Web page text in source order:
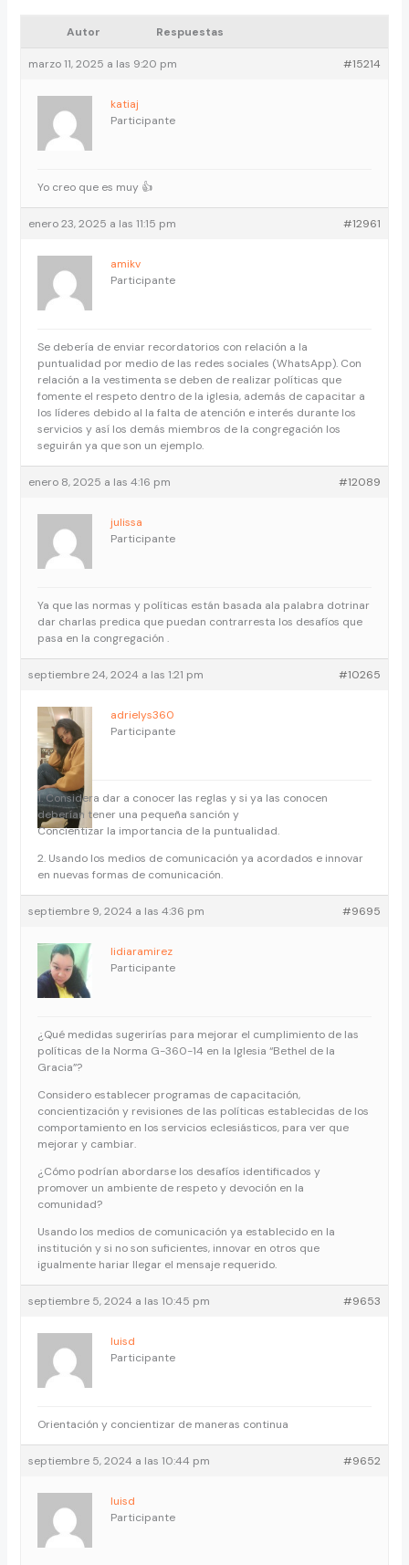
Autor Respuestas
marzo 11, 2025 a las 9:20 pm #15214
katiaj
Participante
Yo creo que es muy 👍
enero 23, 2025 a las 11:15 pm #12961
amikv
Participante
Se debería de enviar recordatorios con relación a la
puntualidad por medio de las redes sociales (WhatsApp). Con
relación a la vestimenta se deben de realizar políticas que
fomente el respeto dentro de la iglesia, además de capacitar a
los líderes debido al la falta de atención e interés durante los
servicios y así los demás miembros de la congregación los
seguirán ya que son un ejemplo.
enero 8, 2025 a las 4:16 pm #12089
julissa
Participante
Ya que las normas y políticas están basada ala palabra dotrinar
dar charlas predica que puedan contrarresta los desafíos que
pasa en la congregación .
septiembre 24, 2024 a las 1:21 pm #10265
adrielys360
Participante
1. Considera dar a conocer las reglas y si ya las conocen
deberían tener una pequeña sanción y
Concientizar la importancia de la puntualidad.
2. Usando los medios de comunicación ya acordados e innovar
en nuevas formas de comunicación.
septiembre 9, 2024 a las 4:36 pm #9695
lidiaramirez
Participante
¿Qué medidas sugerirías para mejorar el cumplimiento de las
políticas de la Norma G-360-14 en la Iglesia “Bethel de la
Gracia”?
Considero establecer programas de capacitación,
concientización y revisiones de las políticas establecidas de los
comportamiento en los servicios eclesiásticos, para ver que
mejorar y cambiar.
¿Cómo podrían abordarse los desafíos identificados y
promover un ambiente de respeto y devoción en la
comunidad?
Usando los medios de comunicación ya establecido en la
institución y si no son suficientes, innovar en otros que
igualmente hariar llegar el mensaje requerido.
septiembre 5, 2024 a las 10:45 pm #9653
luisd
Participante
Orientación y concientizar de maneras continua
septiembre 5, 2024 a las 10:44 pm #9652
luisd
Participante